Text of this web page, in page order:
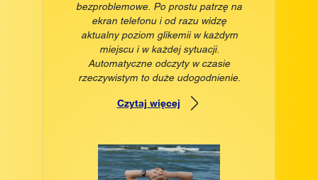
bezproblemowe. Po prostu patrzę na
ekran telefonu i od razu widzę
aktualny poziom glikemii w każdym
miejscu i w każdej sytuacji.
Automatyczne odczyty w czasie
rzeczywistym to duże udogodnienie.
Czytaj więcej